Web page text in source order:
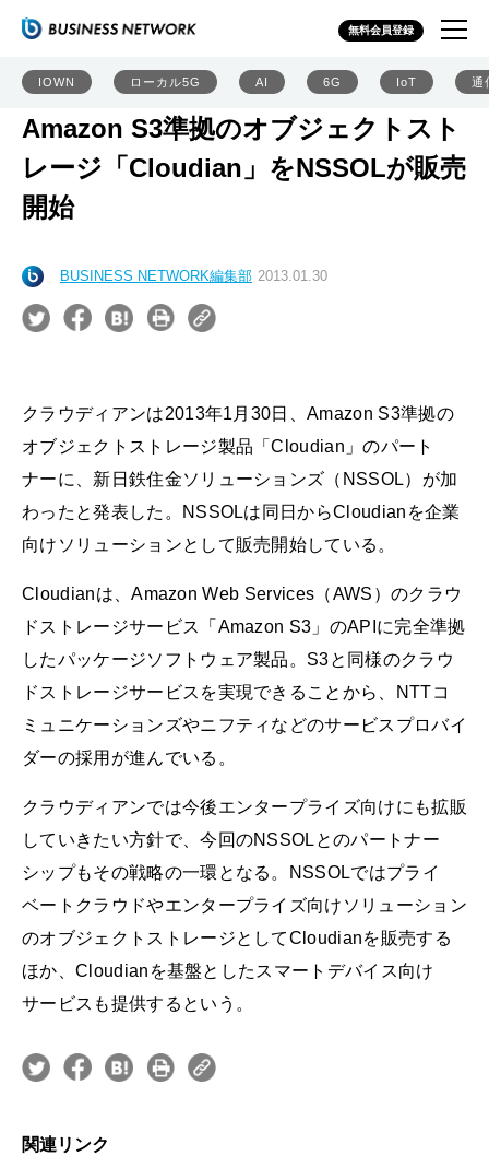
無料会員登録
IOWN ローカル5G AI 6G IoT 通
Amazon S3準拠のオブジェクトスト
レージ「Cloudian」をNSSOLが販売
開始
BUSINESS NETWORK編集部 2013.01.30
クラウディアンは2013年1月30日、Amazon S3準拠の
オブジェクトストレージ製品「Cloudian」のパート
ナーに、新日鉄住金ソリューションズ（NSSOL）が加
わったと発表した。NSSOLは同日からCloudianを企業
向けソリューションとして販売開始している。
Cloudianは、Amazon Web Services（AWS）のクラウ
ドストレージサービス「Amazon S3」のAPIに完全準拠
したパッケージソフトウェア製品。S3と同様のクラウ
ドストレージサービスを実現できることから、NTTコ
ミュニケーションズやニフティなどのサービスプロバイ
ダーの採用が進んでいる。
クラウディアンでは今後エンタープライズ向けにも拡販
していきたい方針で、今回のNSSOLとのパートナー
シップもその戦略の一環となる。NSSOLではプライ
ベートクラウドやエンタープライズ向けソリューション
のオブジェクトストレージとしてCloudianを販売する
ほか、Cloudianを基盤としたスマートデバイス向け
サービスも提供するという。
関連リンク